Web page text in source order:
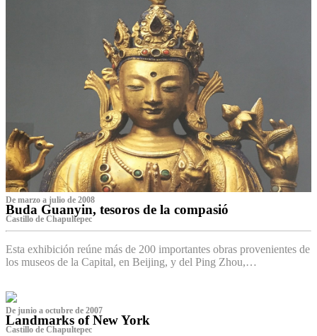
De marzo a julio de 2008
Buda Guanyin, tesoros de la compasió
Castillo de Chapultepec
Esta exhibición reúne más de 200 importantes obras provenientes de
los museos de la Capital, en Beijing, y del Ping Zhou,…
De junio a octubre de 2007
Landmarks of New York
Castillo de Chapultepec